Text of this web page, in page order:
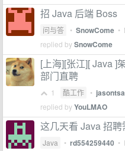
招 Java 后端 Boss
问与答 • SnowCome •
replied bySnowCome
[上海][张江][ Java ]
部门直聘
1 酷工作 •
replied byYouLMAO
这几天看 Java 招
Java • rd554259440 •